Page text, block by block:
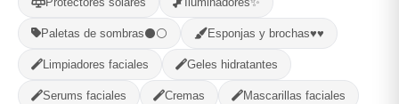
Paletas de sombras⚫⚪ Esponjas y brochas♥♥
Limpiadores faciales Geles hidratantes
Serums faciales Cremas Mascarillas faciales
(BLIBE)Makeup...
Encrucijada, Villa Clara